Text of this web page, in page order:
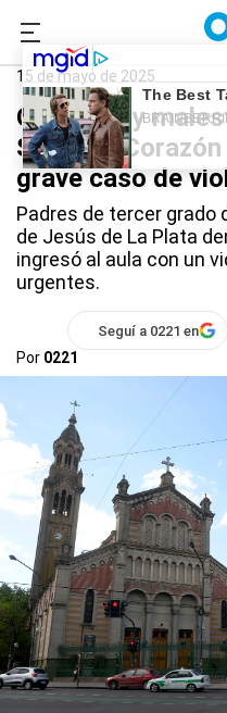
0221.com.ar
15 de mayo de 2025
Conflicto y
Sagrado
grave caso de
Padres de tercer grado
de Jesús de La Plata
ingresó al aula con un
urgentes.
Seguí a 0221 en
Por 0221